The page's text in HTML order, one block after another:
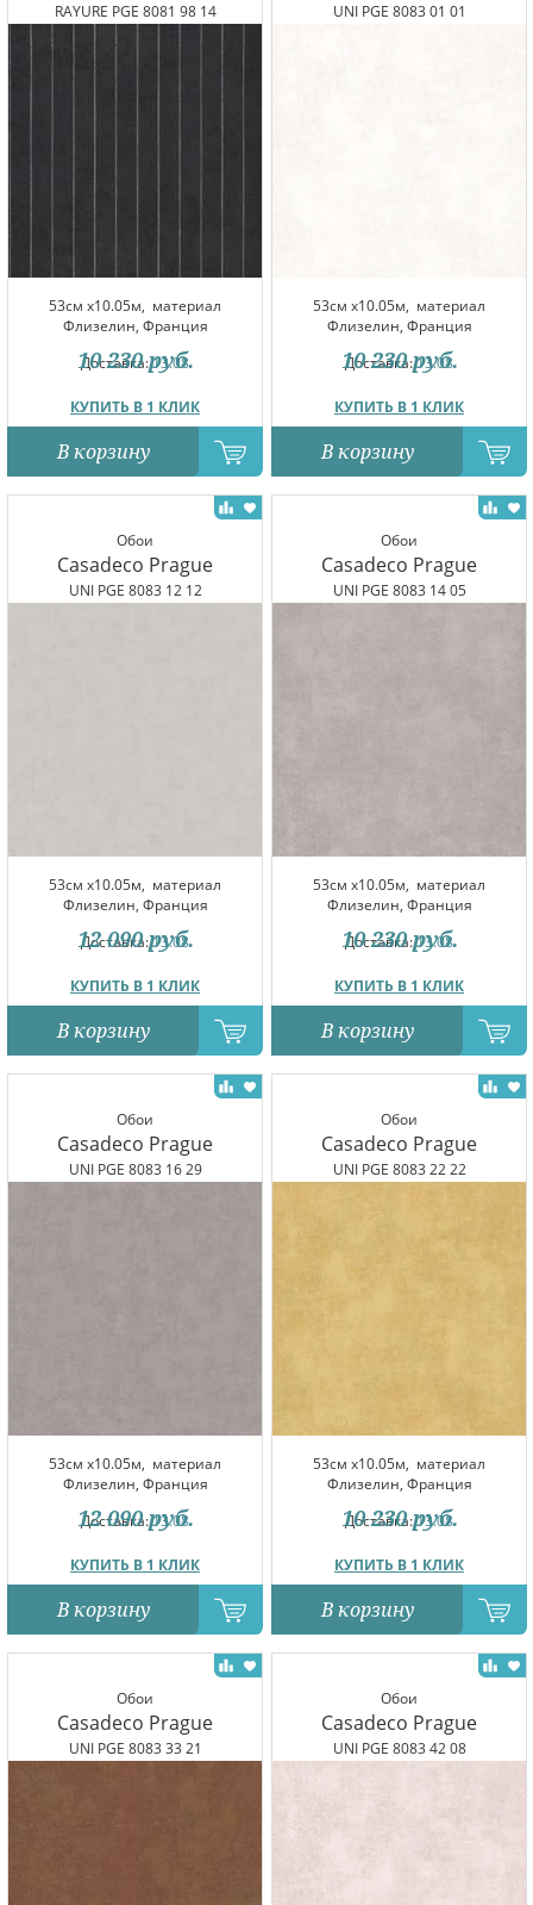
RAYURE PGE 8081 98 14
53см x10.05м, материал
Флизелин, Франция
Доставка:13.08
КУПИТЬ В 1 КЛИК
10 230 руб.
В корзину
UNI PGE 8083 01 01
53см x10.05м, материал
Флизелин, Франция
Доставка:13.08
КУПИТЬ В 1 КЛИК
10 230 руб.
В корзину
Обои
Casadeco Prague
UNI PGE 8083 12 12
53см x10.05м, материал
Флизелин, Франция
Доставка:13.08
КУПИТЬ В 1 КЛИК
12 090 руб.
В корзину
Обои
Casadeco Prague
UNI PGE 8083 14 05
53см x10.05м, материал
Флизелин, Франция
Доставка:13.08
КУПИТЬ В 1 КЛИК
10 230 руб.
В корзину
Обои
Casadeco Prague
UNI PGE 8083 16 29
53см x10.05м, материал
Флизелин, Франция
Доставка:13.08
КУПИТЬ В 1 КЛИК
12 090 руб.
В корзину
Обои
Casadeco Prague
UNI PGE 8083 22 22
53см x10.05м, материал
Флизелин, Франция
Доставка:13.08
КУПИТЬ В 1 КЛИК
10 230 руб.
В корзину
Обои
Casadeco Prague
UNI PGE 8083 33 21
Обои
Casadeco Prague
UNI PGE 8083 42 08